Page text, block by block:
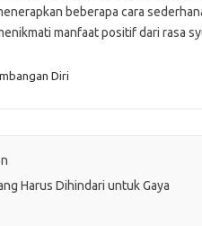
beberapa cara
manfaat positif dari rasa
Diri
Harus Dihindari untuk Gaya